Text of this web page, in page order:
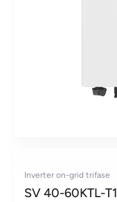
Inverter on-grid trifase
SV 40-60KTL-T1